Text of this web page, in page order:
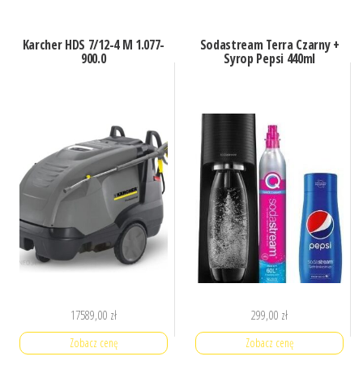
Karcher HDS 7/12-4 M 1.077-
900.0
17589,00 zł
Zobacz cenę
Sodastream Terra Czarny +
Syrop Pepsi 440ml
299,00 zł
Zobacz cenę